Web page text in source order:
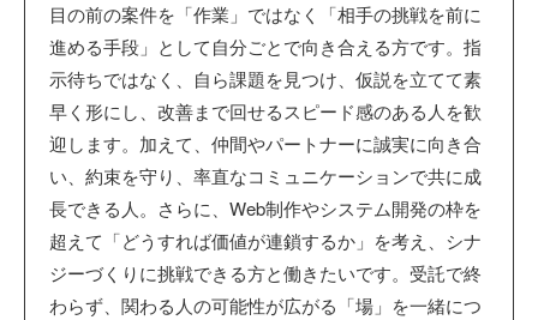
目の前の案件を「作業」ではなく「相手の挑戦を前に
進める手段」として自分ごとで向き合える方です。指
示待ちではなく、自ら課題を見つけ、仮説を立てて素
早く形にし、改善まで回せるスピード感のある人を歓
迎します。加えて、仲間やパートナーに誠実に向き合
い、約束を守り、率直なコミュニケーションで共に成
長できる人。さらに、Web制作やシステム開発の枠を
超えて「どうすれば価値が連鎖するか」を考え、シナ
ジーづくりに挑戦できる方と働きたいです。受託で終
わらず、関わる人の可能性が広がる「場」を一緒につ